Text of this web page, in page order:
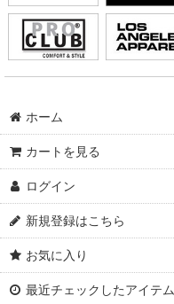
ホーム
カートを見る
ログイン
新規登録はこちら
お気に入り
最近チェックしたアイテム